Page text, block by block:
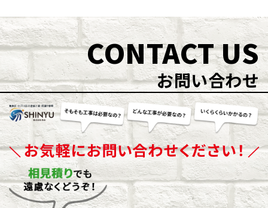
CONTACT US
お問い合わせ